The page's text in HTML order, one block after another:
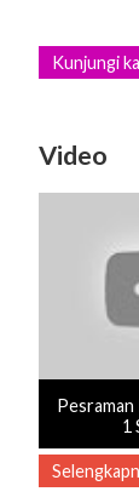
Kunjungi
Video
1